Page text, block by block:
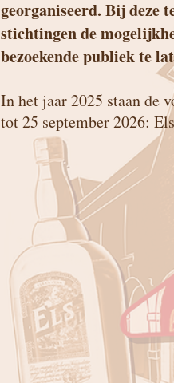
georganiseerd. Bij deze
stichtingen de
bezoekende publiek te
In het jaar 2025 staan de
tot 25 september 2026: